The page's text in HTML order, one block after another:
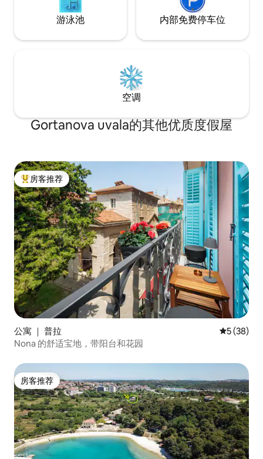
游泳池 内部免费停车位
空调
Gortanova uvala的其他优质度假屋
热门「房客推荐」
房客推荐
公寓 ｜ 普拉 平均评分
5 (38)
Nona 的舒适宝地，带阳台和花园
房客推荐
房客推荐